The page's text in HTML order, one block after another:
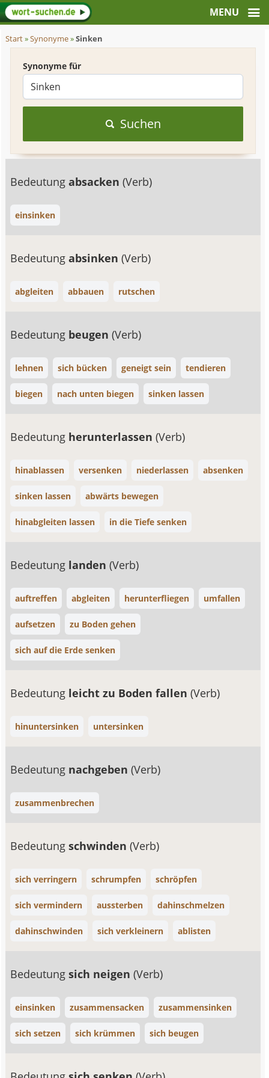
Start»Synonyme»Sinken
Synonyme für
Suchen
Bedeutungabsacken(Verb)
einsinken
Bedeutungabsinken(Verb)
abgleiten abbauen rutschen
Bedeutung beugen(Verb)
lehnen sich bücken geneigt sein tendieren
biegen nach unten biegen sinken lassen
Bedeutung herunterlassen(Verb)
hinablassen versenken niederlassen absenken
sinken lassen abwärts bewegen
hinabgleiten lassen in die Tiefe senken
Bedeutung landen(Verb)
auftreffen abgleiten herunterfliegen umfallen
aufsetzen zu Boden gehen
sich auf die Erde senken
Bedeutung leicht zu Boden fallen(Verb)
hinuntersinken untersinken
Bedeutung nachgeben(Verb)
zusammenbrechen
Bedeutungschwinden(Verb)
sich verringern schrumpfen schröpfen
sich vermindern aussterben dahinschmelzen
dahinschwinden sich verkleinern ablisten
Bedeutungsich neigen(Verb)
einsinken zusammensacken zusammensinken
sich setzen sich krümmen sich beugen